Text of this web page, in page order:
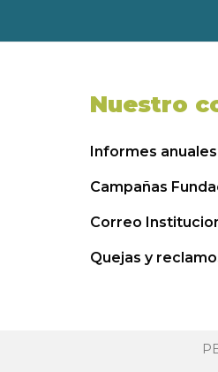
Nuestro
Informes
Campañas
Correo
Quejas y